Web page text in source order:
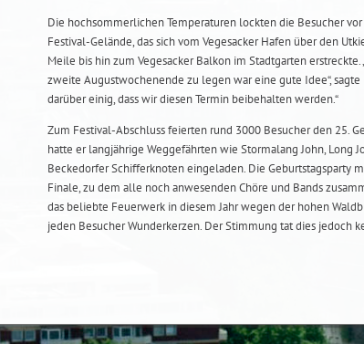
Die hochsommerlichen Temperaturen lockten die Besucher
Festival-Gelände, das sich vom Vegesacker Hafen über den
Meile bis hin zum Vegesacker Balkon im Stadtgarten
zweite Augustwochenende zu legen war eine gute Idee“,
darüber einig, dass wir diesen Termin beibehalten werden.“
Zum Festival-Abschluss feierten rund 3000 Besucher den 25.
hatte er langjährige Weggefährten wie Stormalang John, Long
Beckedorfer Schifferknoten eingeladen. Die Geburtstagsparty
Finale, zu dem alle noch anwesenden Chöre und Bands
das beliebte Feuerwerk in diesem Jahr wegen der hohen
jeden Besucher Wunderkerzen. Der Stimmung tat dies jedoch